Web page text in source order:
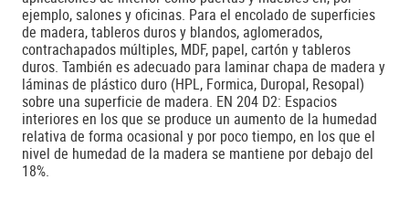
ejemplo, salones y oficinas. Para el encolado de superficies
de madera, tableros duros y blandos, aglomerados,
contrachapados múltiples, MDF, papel, cartón y tableros
duros. También es adecuado para laminar chapa de madera y
láminas de plástico duro (HPL, Formica, Duropal, Resopal)
sobre una superficie de madera. EN 204 D2: Espacios
interiores en los que se produce un aumento de la humedad
relativa de forma ocasional y por poco tiempo, en los que el
nivel de humedad de la madera se mantiene por debajo del
18%.